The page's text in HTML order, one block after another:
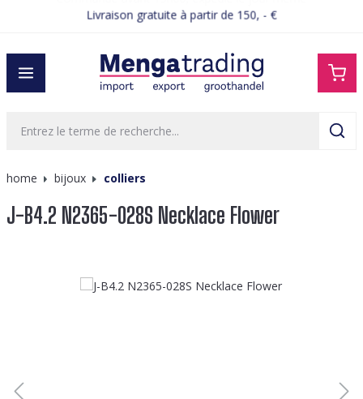
Commandé avant 15h00, expédié le jour même
home bijoux colliers
J-B4.2 N2365-028S Necklace Flower
Ignorer la galerie d'images